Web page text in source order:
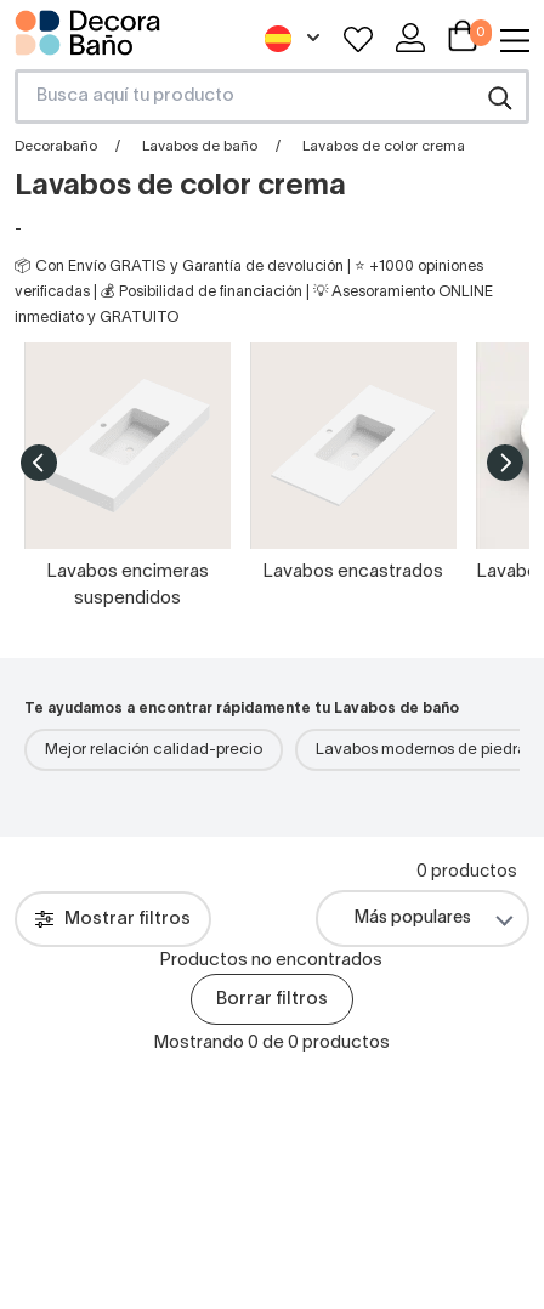
0
Decorabaño Lavabos de baño Lavabos de color crema
Lavabos de color crema
-
📦 Con Envío GRATIS y Garantía de devolución | ⭐ +1000 opiniones
verificadas | 💰 Posibilidad de financiación | 💡 Asesoramiento ONLINE
inmediato y GRATUITO
Lavabos encimeras
suspendidos
Lavabos encastrados
Te ayudamos a encontrar rápidamente tu Lavabos de baño
Mejor relación calidad-precio Lavabos modernos de piedra
Mostrar filtros
0 productos
Productos no encontrados
Borrar filtros
Mostrando 0 de 0 productos